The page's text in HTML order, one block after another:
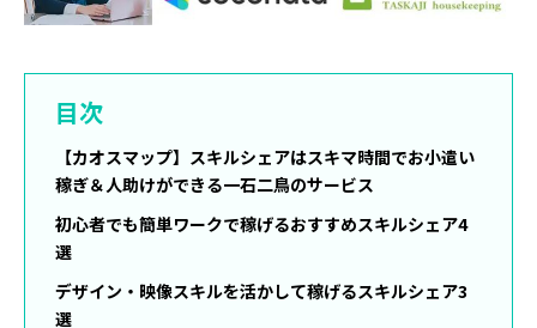
目次
【カオスマップ】スキルシェアはスキマ時間でお小遣い
稼ぎ＆人助けができる一石二鳥のサービス
初心者でも簡単ワークで稼げるおすすめスキルシェア4
選
デザイン・映像スキルを活かして稼げるスキルシェア3
選